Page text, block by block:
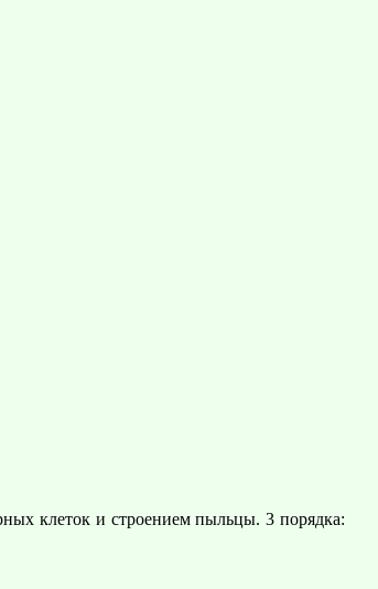
клеток и строением пыльцы. 3 порядка: